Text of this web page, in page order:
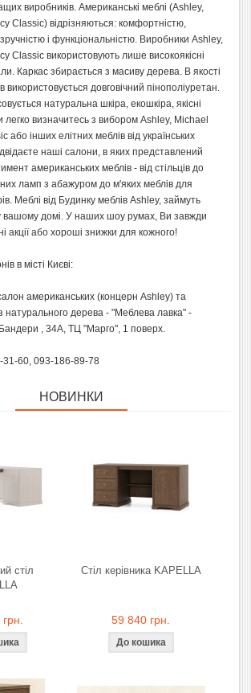
виробників. Американські меблі (Ashley,
Classic) відрізняються: комфортністю,
і функціональністю. Виробники Ashley,
Classic використовують лише високоякісні
Каркас збирається з масиву дерева. В якості
використовується довговічний пінополіуретан.
натуральна шкіра, екошкіра, якісні
легко визначитесь з вибором Ashley, Michael
або інших елітних меблів від українських
наші салони, в яких представлений
американських меблів - від стільців до
ламп з абажуром до м'яких меблів для
Меблі від Будинку меблів Ashley, займуть
вашому домі. У наших шоу румах, Ви завжди
акції або хороші знижки для кожного!
в місті Києві:
американських (концерн Ashley) та
з натурального дерева - "Меблева лавка" -
, 34А, ТЦ "Марго", 1 поверх.
60, 093-186-89-78
НОВИНКИ
стіл
Стіл керівника KAPELLA
59 840 грн.